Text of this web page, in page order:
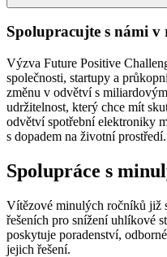
Spolupracujte s námi v
Výzva Future Positive
společnosti, startupy a
změnu v odvětví s
udržitelnost, který chce mít
odvětví spotřební elektroniky
s dopadem na životní prostředí.
Spolupráce s
Vítězové minulých ročníků již
řešeních pro snížení uhlíkové
poskytuje poradenství,
jejich řešení.